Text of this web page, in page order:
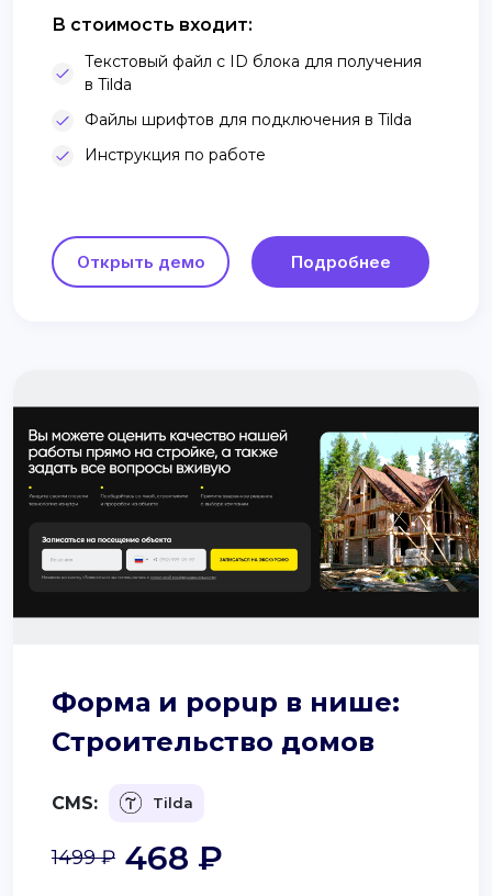
В стоимость входит:
Текстовый файл с ID блока для получения
в Tilda
Файлы шрифтов для подключения в Tilda
Инструкция по работе
Открыть демо Подробнее
Форма и popup в нише:
Строительство домов
CMS: Tilda
1499 ₽ 468 ₽